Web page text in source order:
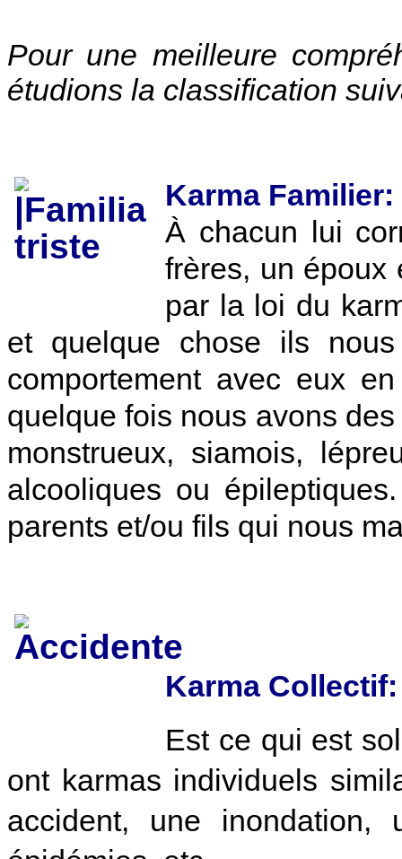
Pour une meilleure
étudions la classification
Karma Familier:
À chacun lui
frères, un époux
par la loi du
et quelque chose ils
comportement avec eux
quelque fois nous avons
monstrueux, siamois,
alcooliques ou
parents et/ou fils qui nous
Karma Collectif:
Est ce qui est
ont karmas individuels
accident, une inondation,